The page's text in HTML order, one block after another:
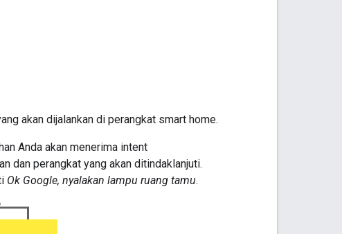
akan dijalankan di perangkat smart home.
Anda akan menerima intent
dan perangkat yang akan ditindaklanjuti.
Ok Google, nyalakan lampu ruang tamu.